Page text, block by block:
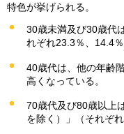
特色が挙げられる。
30歳未満及び30歳代
れぞれ23.3％、14.4
40歳代は、他の年齢
高くなっている。
70歳代及び80歳以上
を除く）」（それぞ